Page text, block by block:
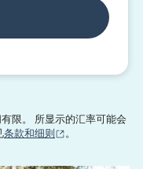
限。 所显示的汇率可能会
条款和细则 。